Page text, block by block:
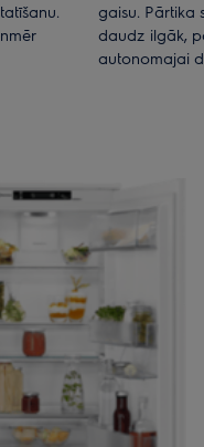
gaisu. Pārtika
daudz ilgāk,
autonomajai